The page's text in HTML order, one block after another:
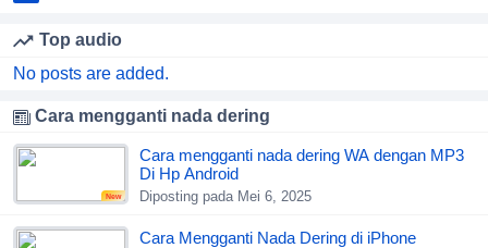
Top audio
No posts are added.
Cara mengganti nada dering
New
Cara mengganti nada dering WA dengan MP3
Di Hp Android
Diposting pada Mei 6, 2025
Cara Mengganti Nada Dering di iPhone